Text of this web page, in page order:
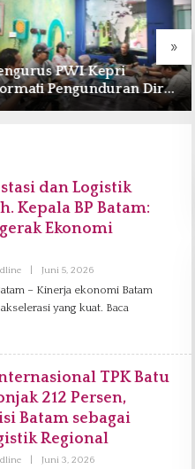
»
PWI Kepri
Pengunduran Diri
Segera Koordinasi
dan Logistik
Kepala BP Batam:
Ekonomi
Juni 5, 2026O
E
H
I
N
– Kinerja ekonomi Batam
yang kuat. Baca
TPK Batu
212 Persen,
Batam sebagai
Regional
Juni 3, 2026O